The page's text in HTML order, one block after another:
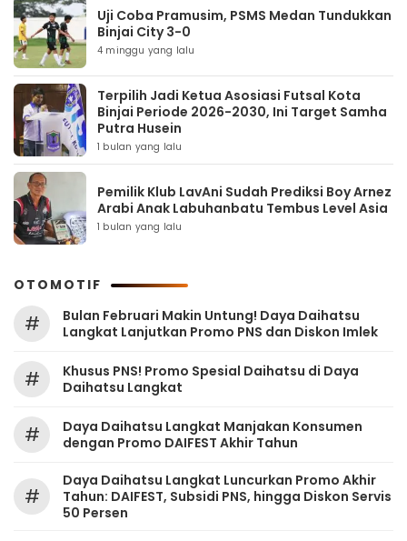
Uji Coba Pramusim, PSMS Medan Tundukkan
Binjai City 3-0
4 minggu yang lalu
Terpilih Jadi Ketua Asosiasi Futsal Kota
Binjai Periode 2026-2030, Ini Target Samha
Putra Husein
1 bulan yang lalu
Pemilik Klub LavAni Sudah Prediksi Boy Arnez
Arabi Anak Labuhanbatu Tembus Level Asia
1 bulan yang lalu
OTOMOTIF
#
Bulan Februari Makin Untung! Daya Daihatsu
Langkat Lanjutkan Promo PNS dan Diskon Imlek
#
Khusus PNS! Promo Spesial Daihatsu di Daya
Daihatsu Langkat
#
Daya Daihatsu Langkat Manjakan Konsumen
dengan Promo DAIFEST Akhir Tahun
#
Daya Daihatsu Langkat Luncurkan Promo Akhir
Tahun: DAIFEST, Subsidi PNS, hingga Diskon Servis
50 Persen